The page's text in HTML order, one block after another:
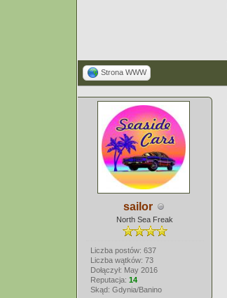
Strona WWW
sailor
North Sea Freak
Liczba postów: 637
Liczba wątków: 73
Dołączył: May 2016
Reputacja: 14
Skąd: Gdynia/Banino